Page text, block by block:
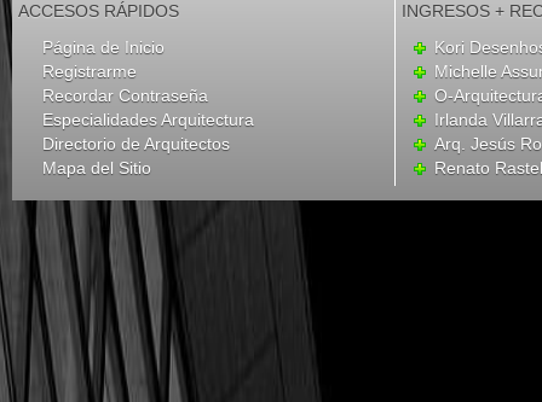
ACCESOS RÁPIDOS
Página de Inicio
Registrarme
Recordar Contraseña
Especialidades Arquitectura
Directorio de Arquitectos
Mapa del Sitio
INGRESOS +
Kori
Michelle
O-
Irlanda
Arq. Jesús
Renato